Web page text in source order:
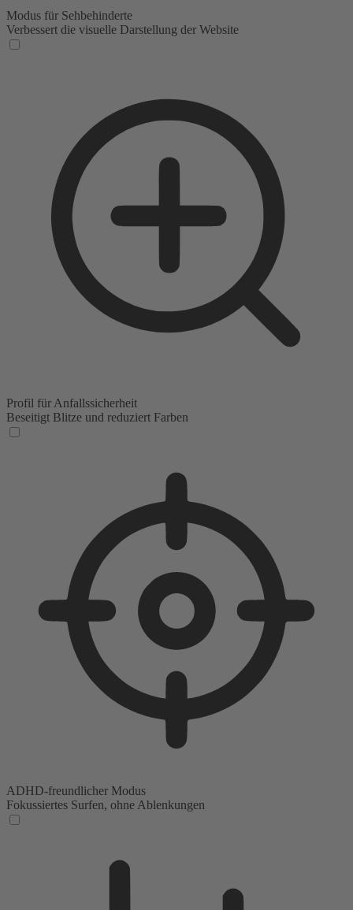
Modus für Sehbehinderte
Verbessert die visuelle Darstellung der Website
Profil für Anfallssicherheit
Beseitigt Blitze und reduziert Farben
ADHD-freundlicher Modus
Fokussiertes Surfen, ohne Ablenkungen